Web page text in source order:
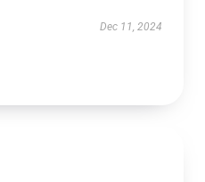
Dec 11, 2024